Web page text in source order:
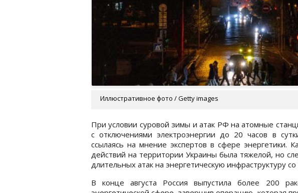
Иллюстративное фото / Getty images
При условии суровой зимы и атак РФ на атомные
с отключениями электроэнергии до 20 часов в
ссылаясь на мнение экспертов в сфере энергетики.
действий на территории Украины была тяжелой, но
длительных атак на энергетическую инфраструктуру
В конце августа Россия выпустила более 200